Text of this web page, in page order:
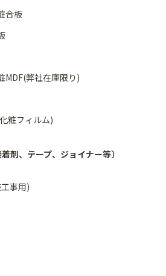
合板
MDF(弊社在庫限り)
粧フィルム)
剤、テープ、ジョイナー等〕
事用)